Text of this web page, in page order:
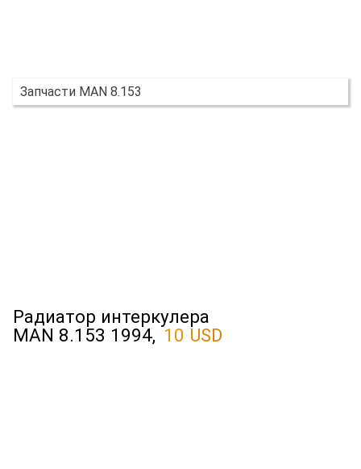
Запчасти MAN 8.153
Радиатор интеркулера
MAN 8.153 1994, 10 USD